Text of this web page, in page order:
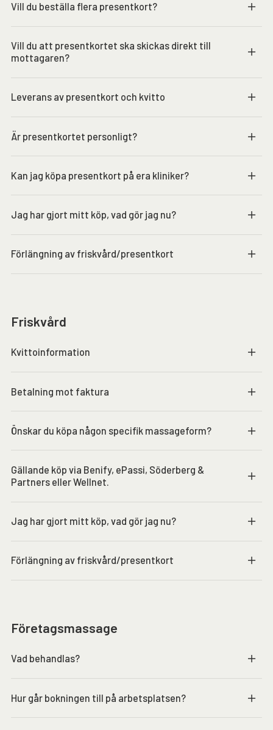
Vill du beställa flera presentkort?
Vill du att presentkortet ska skickas direkt till
mottagaren?
Leverans av presentkort och kvitto
Är presentkortet personligt?
Kan jag köpa presentkort på era kliniker?
Jag har gjort mitt köp, vad gör jag nu?
Förlängning av friskvård/presentkort
Friskvård
Kvittoinformation
Betalning mot faktura
Önskar du köpa någon specifik massageform?
Gällande köp via Benify, ePassi, Söderberg &
Partners eller Wellnet.
Jag har gjort mitt köp, vad gör jag nu?
Förlängning av friskvård/presentkort
Företagsmassage
Vad behandlas?
Hur går bokningen till på arbetsplatsen?